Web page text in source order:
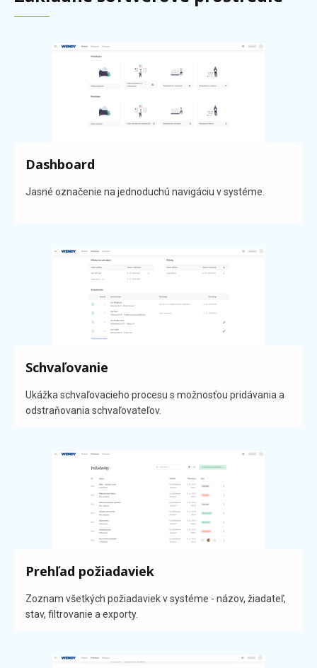
Dashboard
Jasné označenie na jednoduchú navigáciu v systéme.
Schvaľovanie
Ukážka schvaľovacieho procesu s možnosťou pridávania a
odstraňovania schvaľovateľov.
Prehľad požiadaviek
Zoznam všetkých požiadaviek v systéme - názov, žiadateľ,
stav, filtrovanie a exporty.